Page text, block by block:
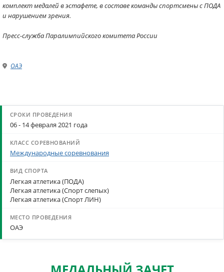
комплект медалей в эстафете, в составе команды спортсмены с ПОДА
и нарушением зрения.
Пресс-служба Паралимпийского комитета России
ОАЭ
06 - 14 февраля 2021 года
Международные соревнования
Легкая атлетика (ПОДА)
Легкая атлетика (Спорт слепых)
Легкая атлетика (Спорт ЛИН)
ОАЭ